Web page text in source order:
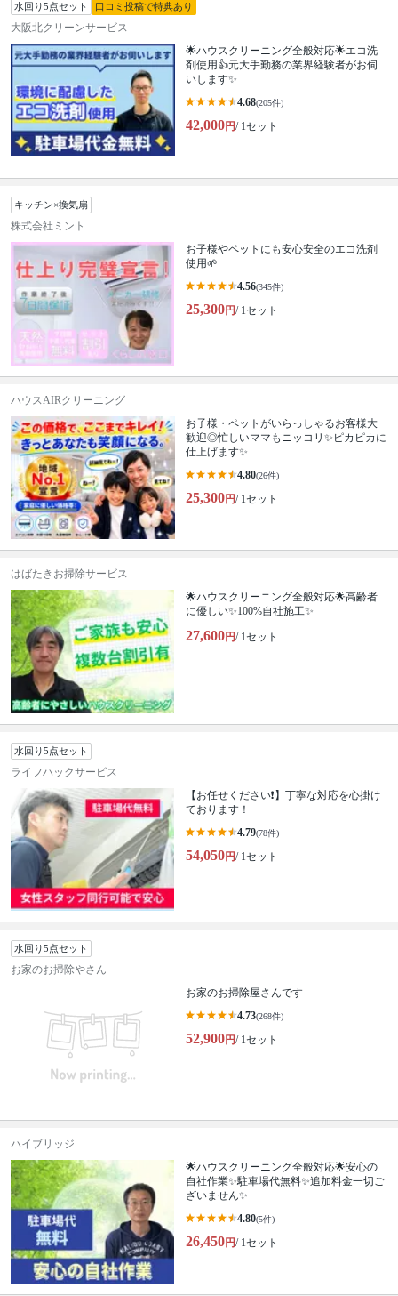
水回り5点セット 口コミ投稿で特典あり
大阪北クリーンサービス
🌟ハウスクリーニング全般対応🌟エコ洗
剤使用👍元大手勤務の業界経験者がお伺
いします✨
4.68(205件)
42,000円/ 1セット
キッチン×換気扇
株式会社ミント
お子様やペットにも安心安全のエコ洗剤
使用🌱
4.56(345件)
25,300円/ 1セット
ハウスAIRクリーニング
お子様・ペットがいらっしゃるお客様大
歓迎◎忙しいママもニッコリ✨ピカピカに
仕上げます✨
4.80(26件)
25,300円/ 1セット
はばたきお掃除サービス
🌟ハウスクリーニング全般対応🌟高齢者
に優しい✨100%自社施工✨
27,600円/ 1セット
水回り5点セット
ライフハックサービス
【お任せください❗️】丁寧な対応を心掛け
ております！
4.79(78件)
54,050円/ 1セット
水回り5点セット
お家のお掃除やさん
お家のお掃除屋さんです
4.73(268件)
52,900円/ 1セット
ハイブリッジ
🌟ハウスクリーニング全般対応🌟安心の
自社作業✨️駐車場代無料✨️追加料金一切ご
ざいません✨
4.80(5件)
26,450円/ 1セット